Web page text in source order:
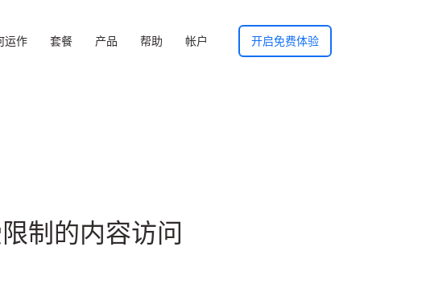
运作 套餐 产品 帮助 帐户 开启免费体验
制的内容访问